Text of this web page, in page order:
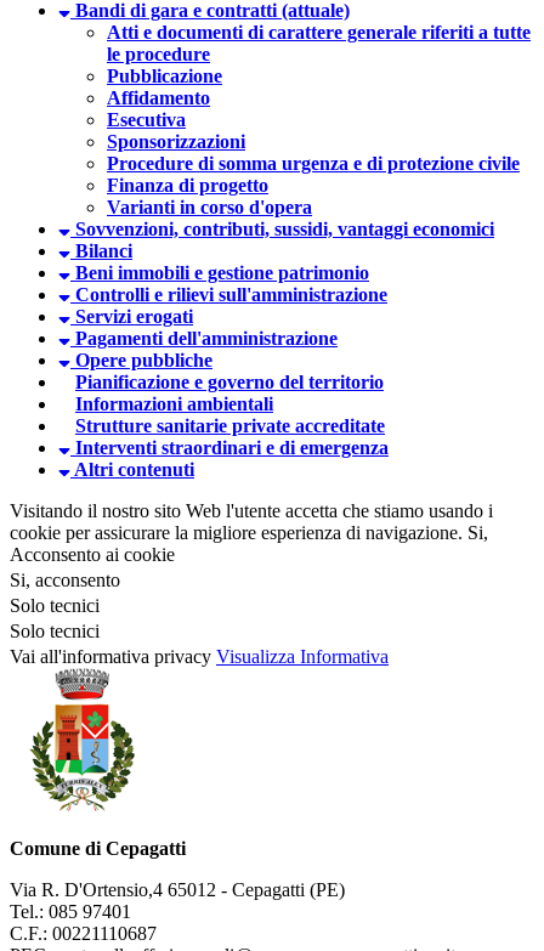
Bandi di gara e contratti (attuale)
Atti e documenti di carattere generale riferiti a tutte
le procedure
Pubblicazione
Affidamento
Esecutiva
Sponsorizzazioni
Procedure di somma urgenza e di protezione civile
Finanza di progetto
Varianti in corso d'opera
Sovvenzioni, contributi, sussidi, vantaggi economici
Bilanci
Beni immobili e gestione patrimonio
Controlli e rilievi sull'amministrazione
Servizi erogati
Pagamenti dell'amministrazione
Opere pubbliche
Pianificazione e governo del territorio
Informazioni ambientali
Strutture sanitarie private accreditate
Interventi straordinari e di emergenza
Altri contenuti
Visitando il nostro sito Web l'utente accetta che stiamo usando i
cookie per assicurare la migliore esperienza di navigazione. Si,
Acconsento ai cookie
Si, acconsento
Solo tecnici
Solo tecnici
Vai all'informativa privacy Visualizza Informativa
Comune di Cepagatti
Via R. D'Ortensio,4 65012 - Cepagatti (PE)
Tel.: 085 97401
C.F.: 00221110687